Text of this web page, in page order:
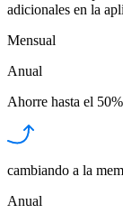
adicionales en la
Mensual
Anual
Ahorre hasta el 50%
cambiando a la
Anual